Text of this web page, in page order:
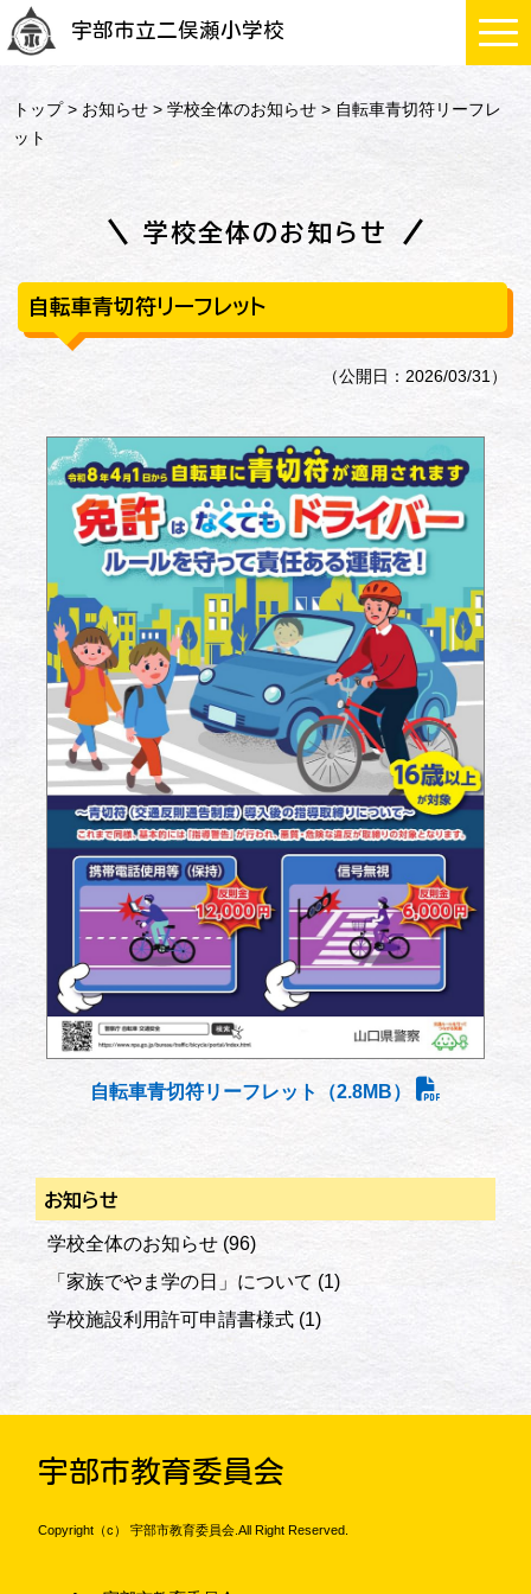
宇部市立二俣瀬小学校
トップ> お知らせ >学校全体のお知らせ > 自転車青切符リーフレ
ット
学校全体のお知らせ
自転車青切符リーフレット
（公開日：2026/03/31）
自転車青切符リーフレット（2.8MB）
お知らせ
学校全体のお知らせ (96)
「家族でやま学の日」について (1)
学校施設利用許可申請書様式 (1)
宇部市教育委員会
Copyright（c） 宇部市教育委員会.All Right Reserved.